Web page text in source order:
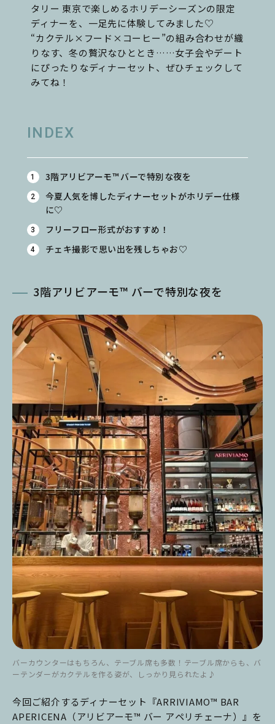
タリー 東京で楽しめるホリデーシーズンの限定
ディナーを、一足先に体験してみました♡
“カクテル×フード×コーヒー”の組み合わせが織
りなす、冬の贅沢なひととき……女子会やデート
にぴったりなディナーセット、ぜひチェックして
みてね！
INDEX
3階アリビアーモ™ バーで特別な夜を
今夏人気を博したディナーセットがホリデー仕様
に♡
フリーフロー形式がおすすめ！
チェキ撮影で思い出を残しちゃお♡
3階アリビアーモ™ バーで特別な夜を
バーカウンターはもちろん、テーブル席も多数！テーブル席からも、バ
ーテンダーがカクテルを作る姿が、しっかり見られたよ♪
今回ご紹介するディナーセット『ARRIVIAMO™ BAR
APERICENA（アリビアーモ™ バー アペリチェーナ）』を